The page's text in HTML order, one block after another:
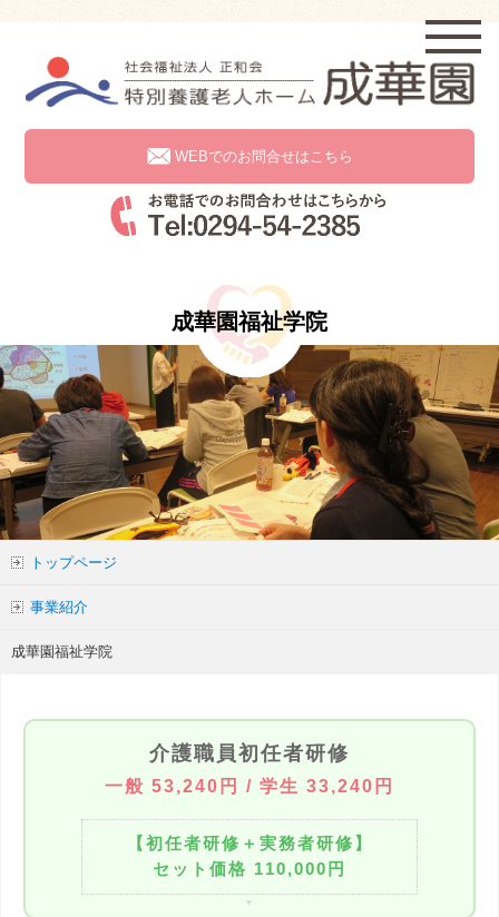
WEBでのお問合せはこちら
成華園福祉学院
トップページ
事業紹介
成華園福祉学院
介護職員初任者研修
一般 53,240円 / 学生 33,240円
【初任者研修＋実務者研修】
セット価格 110,000円